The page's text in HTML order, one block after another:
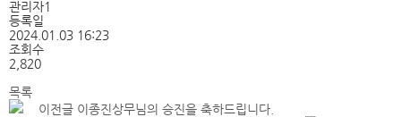
관리자1
등록일
2024.01.03 16:23
조회수
2,820
목록
이전글 이종진상무님의 승진을 축하드립니다.